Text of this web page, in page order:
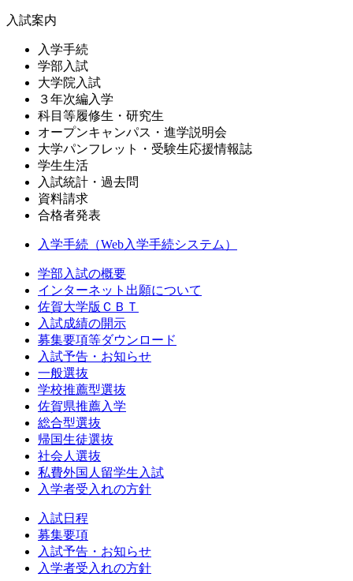
入試案内
入学手続
学部入試
大学院入試
３年次編入学
科目等履修生・研究生
オープンキャンパス・進学説明会
大学パンフレット・受験生応援情報誌
学生生活
入試統計・過去問
資料請求
合格者発表
入学手続（Web入学手続システム）
学部入試の概要
インターネット出願について
佐賀大学版ＣＢＴ
入試成績の開示
募集要項等ダウンロード
入試予告・お知らせ
一般選抜
学校推薦型選抜
佐賀県推薦入学
総合型選抜
帰国生徒選抜
社会人選抜
私費外国人留学生入試
入学者受入れの方針
入試日程
募集要項
入試予告・お知らせ
入学者受入れの方針